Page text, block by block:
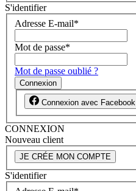
S'identifier
Adresse E-mail*
Mot de passe*
Mot de passe oublié ?
Connexion
Connexion avec Facebook
CONNEXION
Nouveau client
JE CRÉE MON COMPTE
S'identifier